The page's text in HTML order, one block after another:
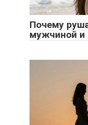
Почему
мужчиной